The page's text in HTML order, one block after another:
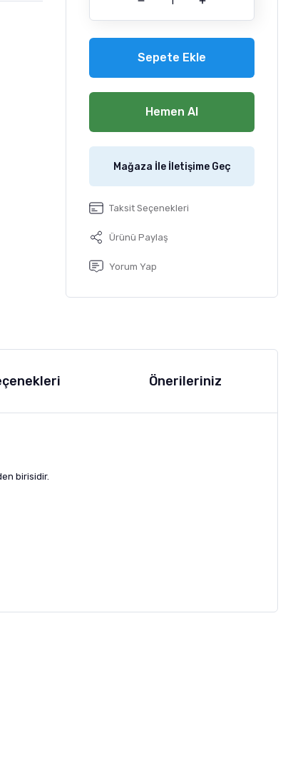
Sepete Ekle
Hemen Al
Mağaza İle İletişime Geç
Taksit Seçenekleri
Ürünü Paylaş
Yorum Yap
Önerileriniz
birisidir.